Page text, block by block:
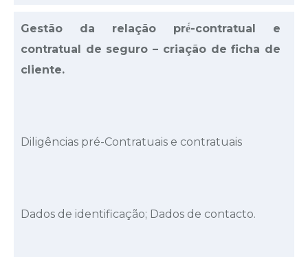
Gestão da relação pré́-contratual e
contratual de seguro – criação de ficha de
cliente.
Diligências pré-Contratuais e contratuais
Dados de identificação; Dados de contacto.